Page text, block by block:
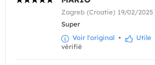
Zagreb (Croatie) 19/02/2025
Super
Voir l'original • Utile
vérifié